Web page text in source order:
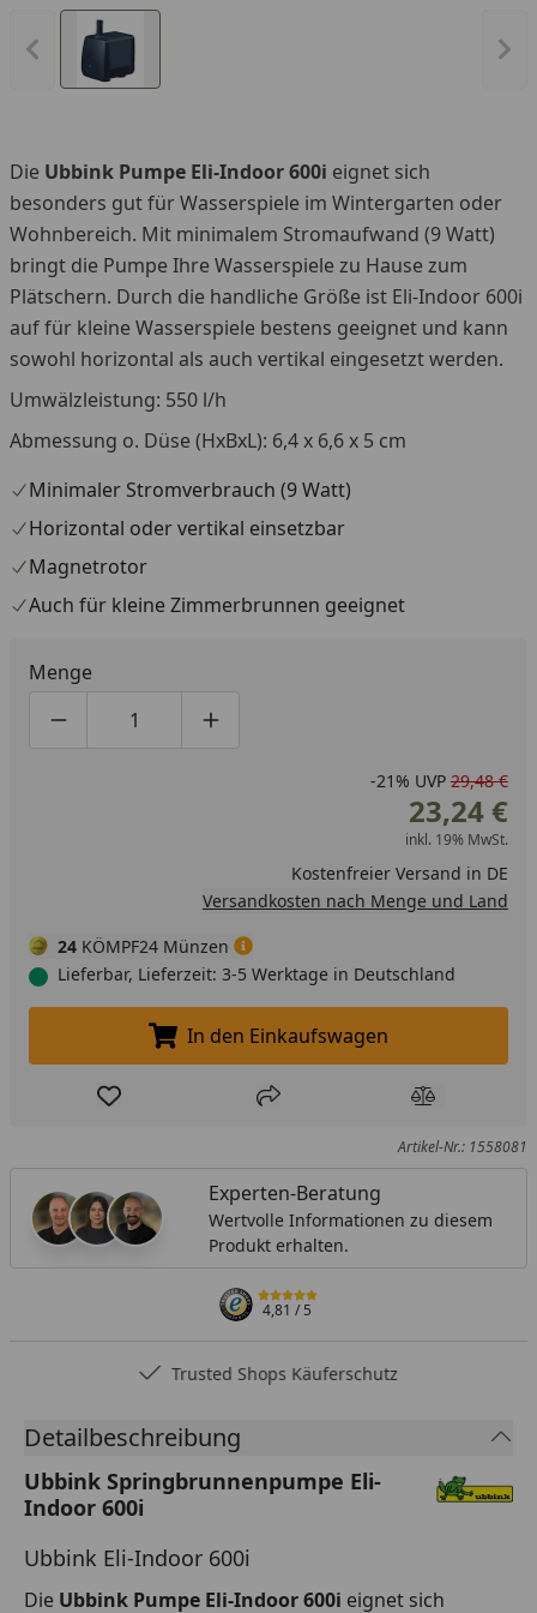
Vorheriges Bild anzeigen
Die Ubbink Pumpe Eli-Indoor 600i eignet sich
besonders gut für Wasserspiele im Wintergarten oder
Wohnbereich. Mit minimalem Stromaufwand (9 Watt)
bringt die Pumpe Ihre Wasserspiele zu Hause zum
Plätschern. Durch die handliche Größe ist Eli-Indoor 600i
auf für kleine Wasserspiele bestens geeignet und kann
sowohl horizontal als auch vertikal eingesetzt werden.
Umwälzleistung: 550 l/h
Abmessung o. Düse (HxBxL): 6,4 x 6,6 x 5 cm
Minimaler Stromverbrauch (9 Watt)
Horizontal oder vertikal einsetzbar
Magnetrotor
Auch für kleine Zimmerbrunnen geeignet
Menge
Produktmenge um eins verringern
Produktmenge manuell eingeben
Produktmenge um eins erhöhen
-21% UVP 29,48 €
23,24 €
inkl. 19% MwSt.
Kostenfreier Versand in DE
Versandkosten nach Menge und Land
24 KÖMPF24 Münzen
Lieferbar, Lieferzeit: 3-5 Werktage in Deutschland
In den Einkaufswagen legen
In den Einkaufswagen
Produkt zur Wunschliste hinzufügen
Teilen Produkt
Artikel-Nr.: 1558081
Experten-Beratung
Wertvolle Informationen zu diesem
Produkt erhalten.
4,81/ 5
Trusted Shops Käuferschutz
Detailbeschreibung
Ubbink Springbrunnenpumpe Eli-
Indoor 600i
Ubbink Eli-Indoor 600i
Die Ubbink Pumpe Eli-Indoor 600i eignet sich